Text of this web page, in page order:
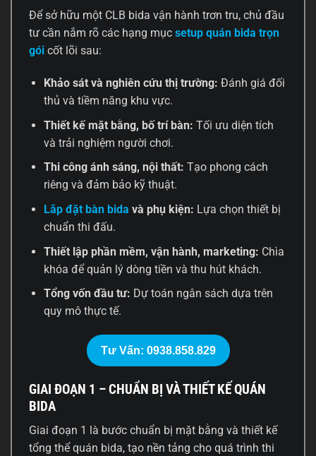
Để sở hữu một CLB bida vận hành trơn tru, chủ đầu
tư cần nắm rõ các hạng mục setup quán bida trọn
gói cốt lõi sau:
Khảo sát và nghiên cứu thị trường: Đánh giá đối
thủ và tiềm năng khu vực.
Thiết kế mặt bằng, bố trí bàn: Tối ưu diện tích
và trải nghiệm người chơi.
Thi công ánh sáng, nội thất: Tạo phong cách
riêng và đảm bảo kỹ thuật.
Lắp đặt bàn bida và phụ kiện: Lựa chọn thiết bị
chuẩn thi đấu.
Thiết lập phần mềm, vận hành, marketing: Chìa
khóa để quản lý dòng tiền và thu hút khách.
Tổng vốn đầu tư: Dự toán ngân sách dựa trên
quy mô thực tế.
Tư Vấn: 0938.858.829
GIAI ĐOẠN 1 – CHUẨN BỊ VÀ THIẾT KẾ QUÁN
BIDA
Giai đoạn 1 là bước chuẩn bị mặt bằng và thiết kế
tổng thể quán bida, tạo nền tảng cho quá trình thi